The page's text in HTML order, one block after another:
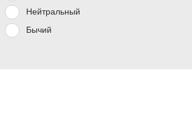
Нейтральный
Бычий